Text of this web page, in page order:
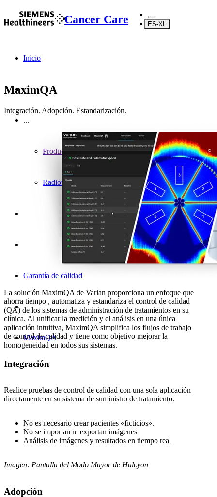
Cancer Care ES-XL
Inicio
...
Productos
Radioterapia
Garantía de calidad
MaximQA
MaximQA
Integración. Adopción. Estandarización.
La solución MaximQA de Varian proporciona un enfoque que
ahorra tiempo , automatiza y estandariza el control de calidad
(QA) de los sistemas de administración de tratamientos en su
clínica. Al unificar la medición y el análisis en una única
aplicación intuitiva, MaximQA simplifica los flujos de trabajo
de control de calidad y tiene como objetivo mejorar la
homogeneidad en todos sus sistemas.
Integración
Realice pruebas de control de calidad con una sola aplicación
directamente en su sistema de suministro de tratamiento.
No es necesario crear pacientes «ficticios».
No se importan ni exportan imágenes
Análisis de imágenes y resultados en tiempo real
Imagen: Pantalla del Modo Mayor de Halcyon
Adopción